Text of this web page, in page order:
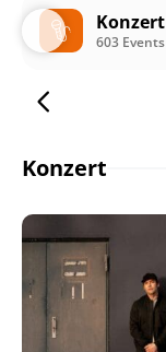
Konzert
603 Events
Konzert